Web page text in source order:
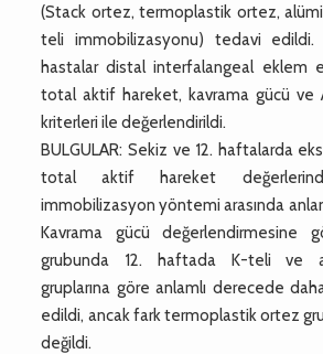
(Stack ortez, termoplastik ortez,
teli immobilizasyonu) tedavi edildi.
hastalar distal interfalangeal eklem
total aktif hareket, kavrama gücü ve
kriterleri ile değerlendirildi.
BULGULAR: Sekiz ve 12. haftalarda
total aktif hareket
immobilizasyon yöntemi arasında
Kavrama gücü değerlendirmesine
grubunda 12. haftada K-teli ve
gruplarına göre anlamlı derecede
edildi, ancak fark termoplastik ortez
değildi.